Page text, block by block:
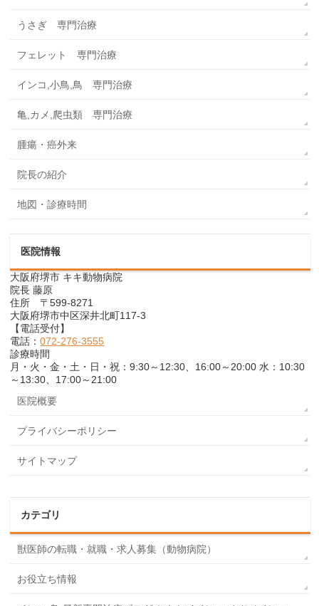
うさぎ 専門治療
フェレット 専門治療
インコ,小鳥,鳥 専門治療
亀,カメ,爬虫類 専門治療
腫瘍・癌外来
院長の紹介
地図・診療時間
医院情報
大阪府堺市 キキ動物病院
院長 藤原
住所 〒599-8271
大阪府堺市中区深井北町117-3
【電話受付】
電話：072-276-3555
診療時間
月・火・金・土・日・祝：9:30～12:30、16:00～20:00 水：10:30
～13:30、17:00～21:00
医院概要
プライバシーポリシー
サイトマップ
カテゴリ
獣医師の転職・就職・求人募集（動物病院）
お役立ち情報